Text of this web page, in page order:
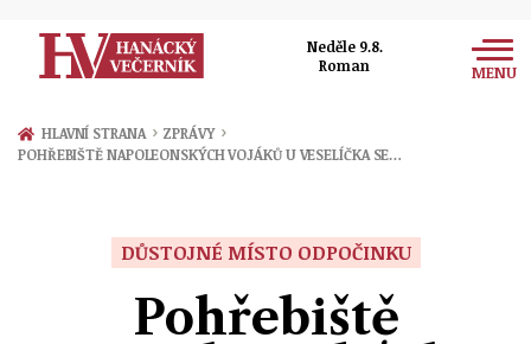
Neděle 9.8.
Roman
MENU
Zprávy
HLAVNÍ STRANA › ZPRÁVY ›
POHŘEBIŠTĚ NAPOLEONSKÝCH VOJÁKŮ U VESELÍČKA SE…
DŮSTOJNÉ MÍSTO ODPOČINKU
Pohřebiště